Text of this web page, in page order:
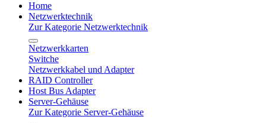
Home
Netzwerktechnik
Zur Kategorie Netzwerktechnik
Netzwerkkarten
Switche
Netzwerkkabel und Adapter
RAID Controller
Host Bus Adapter
Server-Gehäuse
Zur Kategorie Server-Gehäuse